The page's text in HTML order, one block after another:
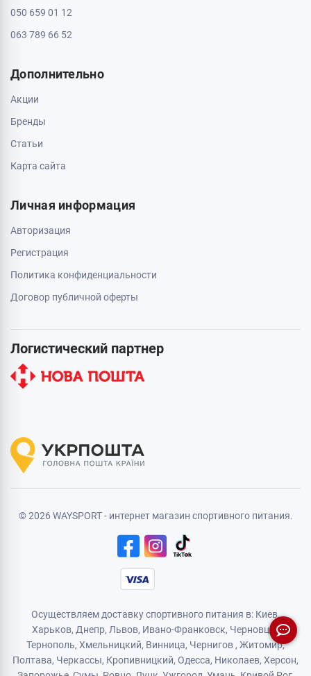
050 659 01 12
063 789 66 52
Дополнительно
Акции
Бренды
Статьи
Карта сайта
Личная информация
Авторизация
Регистрация
Политика конфиденциальности
Договор публичной оферты
Логистический партнер
© 2026 WAYSPORT - интернет магазин спортивного питания.
Осуществляем доставку спортивного питания в: Киев,
Харьков, Днепр, Львов, Ивано-Франковск, Черновцы,
Тернополь, Хмельницкий, Винница, Чернигов , Житомир,
Полтава, Черкассы, Кропивницкий, Одесса, Николаев, Херсон,